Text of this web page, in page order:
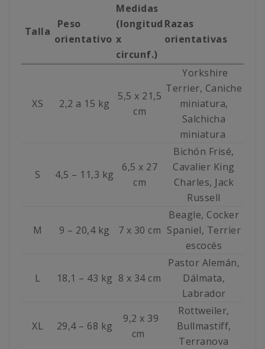
Talla
Peso
orientativo
Medidas
(longitud
x
circunf.)
Razas
orientativas
XS 2,2 a 15 kg
5,5 x 21,5
cm
Yorkshire
Terrier, Caniche
miniatura,
Salchicha
miniatura
S 4,5 – 11,3 kg
6,5 x 27
cm
Bichón Frisé,
Cavalier King
Charles, Jack
Russell
M 9 – 20,4 kg 7 x 30 cm
Beagle, Cocker
Spaniel, Terrier
escocés
L 18,1 – 43 kg 8 x 34 cm
Pastor Alemán,
Dálmata,
Labrador
XL 29,4 – 68 kg
9,2 x 39
cm
Rottweiler,
Bullmastiff,
Terranova